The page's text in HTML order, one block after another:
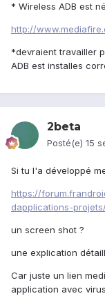
* Wireless ADB est
http://
*devraient travailler
ADB est installes
2beta
Posté(e) 15
Si tu l'a développé
https://
dapplications-
un screen shot ?
une explication
Car juste un lien
application avec